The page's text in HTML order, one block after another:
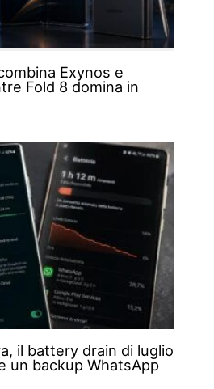
Exynos e
Fold 8 domina in
il battery drain di luglio
un backup WhatsApp